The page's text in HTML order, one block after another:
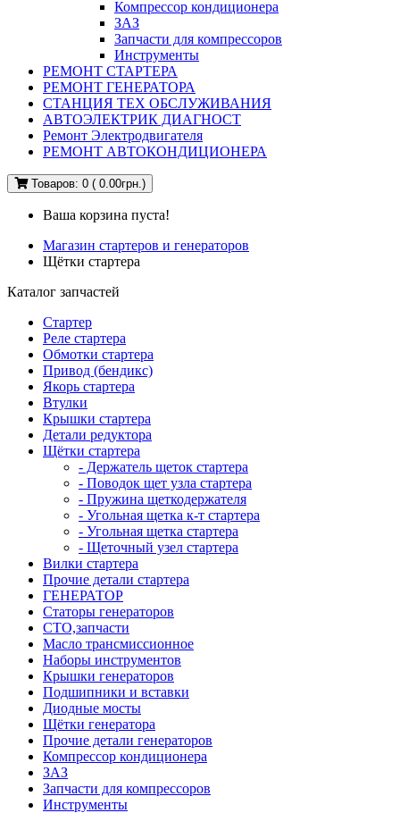
Компрессор кондиционера
ЗАЗ
Запчасти для компрессоров
Инструменты
РЕМОНТ СТАРТЕРА
РЕМОНТ ГЕНЕРАТОРА
СТАНЦИЯ ТЕХ ОБСЛУЖИВАНИЯ
АВТОЭЛЕКТРИК ДИАГНОСТ
Ремонт Электродвигателя
РЕМОНТ АВТОКОНДИЦИОНЕРА
Товаров: 0 ( 0.00грн.)
Ваша корзина пуста!
Магазин стартеров и генераторов
Щётки стартера
Каталог запчастей
Стартер
Реле стартера
Обмотки стартера
Привод (бендикс)
Якорь стартера
Втулки
Крышки стартера
Детали редуктора
Щётки стартера
- Держатель щеток стартера
- Поводок щет узла стартера
- Пружина щеткодержателя
- Угольная щетка к-т стартера
- Угольная щетка стартера
- Щеточный узел стартера
Вилки стартера
Прочие детали стартера
ГЕНЕРАТОР
Статоры генераторов
СТО,запчасти
Масло трансмиссионное
Наборы инструментов
Крышки генераторов
Подшипники и вставки
Диодные мосты
Щётки генератора
Прочие детали генераторов
Компрессор кондиционера
ЗАЗ
Запчасти для компрессоров
Инструменты